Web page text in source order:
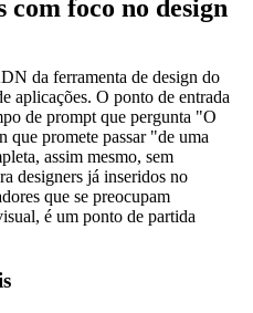
com foco no design
da ferramenta de design do
aplicações. O ponto de entrada
de prompt que pergunta "O
que promete passar "de uma
assim mesmo, sem
designers já inseridos no
que se preocupam
é um ponto de partida